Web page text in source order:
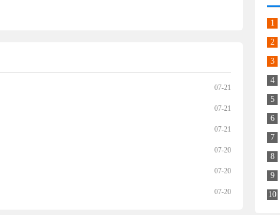
07-21
07-21
07-21
07-20
07-20
07-20
1
2
3
4
5
6
7
8
9
10